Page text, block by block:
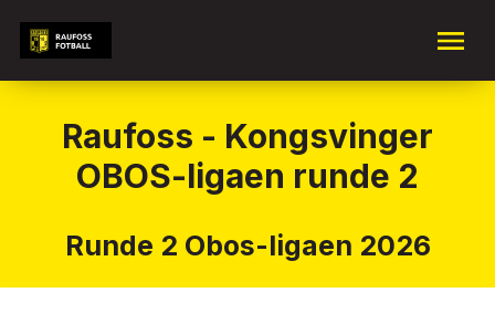
Raufoss - Kongsvinger
OBOS-ligaen runde 2
Runde 2 Obos-ligaen 2026